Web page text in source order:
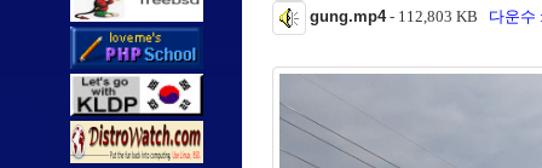
gung.mp4- 112,803 KB 다운수